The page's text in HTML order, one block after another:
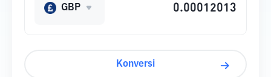
GBP
Konversi